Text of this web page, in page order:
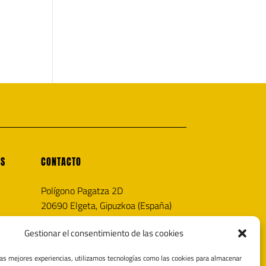
Gestionar el consentimiento de las cookies
mejores experiencias, utilizamos tecnologías como las cookies para almacenar
CONTACTO
Polígono Pagatza 2D
20690 Elgeta, Gipuzkoa (España)
info@noricaairguns.com